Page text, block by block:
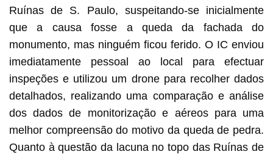
Ruínas de S. Paulo, suspeitando-se inicialmente
que a causa fosse a queda da fachada do
monumento, mas ninguém ficou ferido. O IC enviou
imediatamente pessoal ao local para efectuar
inspeções e utilizou um drone para recolher dados
detalhados, realizando uma comparação e análise
dos dados de monitorização e aéreos para uma
melhor compreensão do motivo da queda de pedra.
Quanto à questão da lacuna no topo das Ruínas de